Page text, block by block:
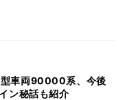
型車両90000系、今後
ン秘話も紹介